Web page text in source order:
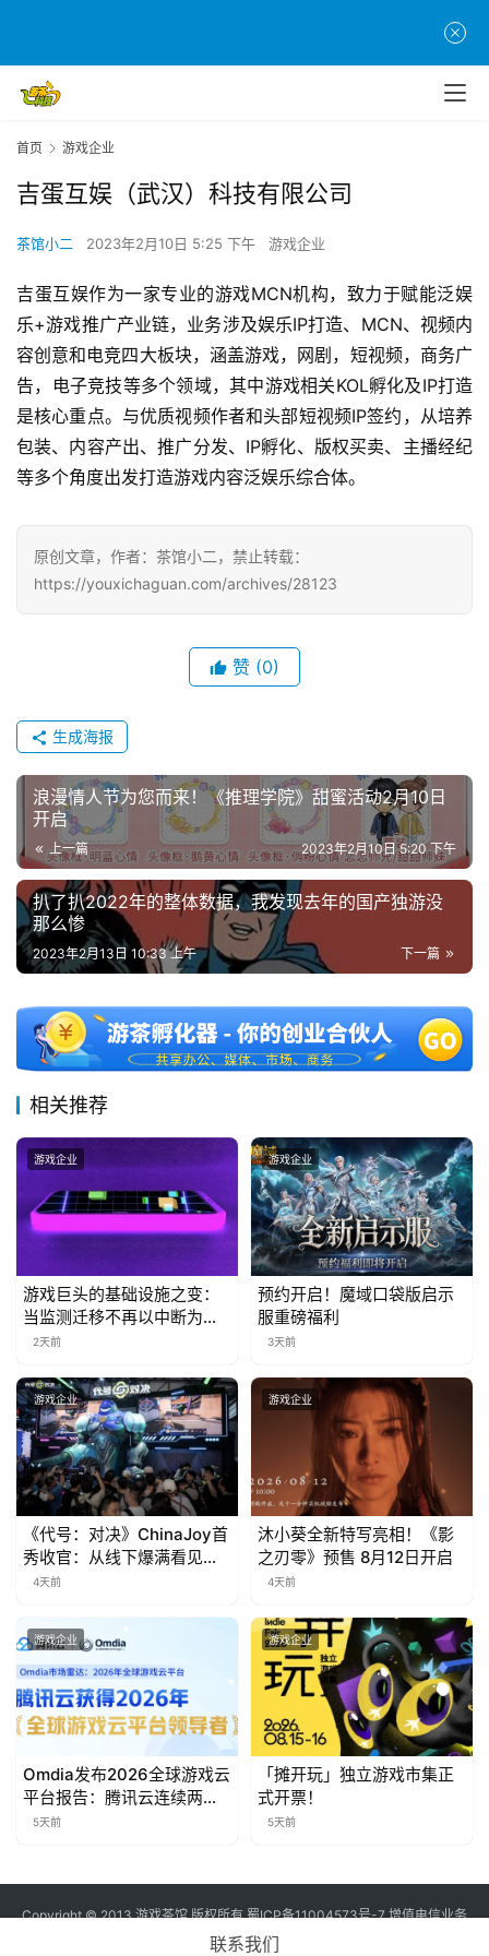
首
页
游
茶
原
创
游
戏
业
界
手
机
游
单
闲
戏
2
0
2
5
第
十
三
届
奖
7
月
3
0
游
茶
对
接
会
海
站
中
文
首页 游戏企业
吉蛋互娱（武汉）科技有限公司
茶馆小二 2023年2月10日 5:25 下午 游戏企业
吉蛋互娱作为一家专业的游戏MCN机构，致力于赋能泛娱
乐+游戏推广产业链，业务涉及娱乐IP打造、MCN、视频内
容创意和电竞四大板块，涵盖游戏，网剧，短视频，商务广
告，电子竞技等多个领域，其中游戏相关KOL孵化及IP打造
是核心重点。与优质视频作者和头部短视频IP签约，从培养
包装、内容产出、推广分发、IP孵化、版权买卖、主播经纪
等多个角度出发打造游戏内容泛娱乐综合体。
原创文章，作者：茶馆小二，禁止转载：
https://youxichaguan.com/archives/28123
赞 (0)
生成海报
浪漫情人节为您而来！《推理学院》甜蜜活动2月10日
开启
上一篇 2023年2月10日 5:20 下午
扒了扒2022年的整体数据，我发现去年的国产独游没
那么惨
下一篇
2023年2月13日 10:33 上午
相关推荐
游戏企业
游戏巨头的基础设施之变：
当监测迁移不再以中断为代
价2天前
游戏企业
预约开启！魔域口袋版启示
服重磅福利
3天前
游戏企业
《代号：对决》ChinaJoy首
秀收官：从线下爆满看见玩
家的真实期待
4天前
游戏企业
沐小葵全新特写亮相！《影
之刃零》预售 8月12日开启
4天前
游戏企业
Omdia发布2026全球游戏云
平台报告：腾讯云连续两年
入选“领导者”象限
5天前
游戏企业
「摊开玩」独立游戏市集正
式开票！
5天前
Copyright © 2013 游戏茶馆 版权所有蜀ICP备11004573号-7增值电信业务
经营许可证 川B2-20170060号
联系我们